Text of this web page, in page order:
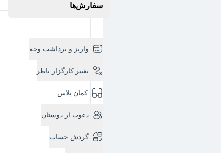
سفارش‌ها
واریز و برداشت وجه
تغییر کارگزار ناظر
کمان پلاس
دعوت از دوستان
گردش حساب